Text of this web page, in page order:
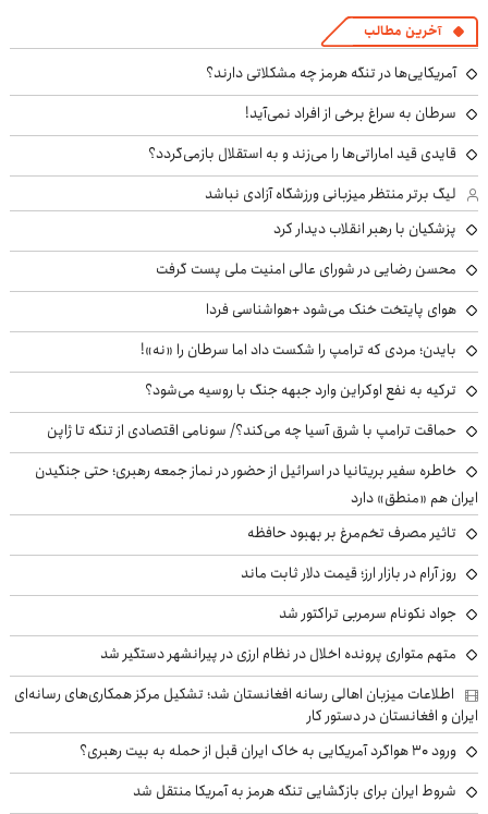
آخرین مطالب
آمریکایی‌ها در تنگه هرمز چه مشکلاتی دارند؟
سرطان به سراغ برخی از افراد نمی‌آید!
قایدی قید اماراتی‌ها را می‌زند و به استقلال بازمی‌گردد؟
لیگ برتر منتظر میزبانی ورزشگاه آزادی نباشد
پزشکیان با رهبر انقلاب دیدار کرد
محسن رضایی در شورای عالی امنیت ملی پست گرفت
هوای پایتخت خنک می‌شود +هواشناسی فردا
بایدن؛ مردی که ترامپ را شکست داد اما سرطان را «نه»!
ترکیه به نفع اوکراین وارد جبهه جنگ با روسیه می‌شود؟
حماقت ترامپ با شرق آسیا چه می‌کند؟/ سونامی اقتصادی از تنگه تا ژاپن
خاطره سفیر بریتانیا در اسرائیل از حضور در نماز جمعه رهبری؛ حتی جنگیدن
ایران هم «منطق» دارد
تاثیر مصرف تخم‌مرغ بر بهبود حافظه
روز آرام در بازار ارز؛ قیمت دلار ثابت ماند
جواد نکونام سرمربی تراکتور شد
متهم متواری پرونده اخلال در نظام ارزی در پیرانشهر دستگیر شد
اطلاعات میزبان اهالی رسانه افغانستان شد؛ تشکیل مرکز همکاری‌های رسانه‌ای
ایران و افغانستان در دستور کار
ورود ۳۰ هواگرد آمریکایی به خاک ایران قبل از حمله به بیت رهبری؟
شروط ایران برای بازگشایی تنگه هرمز به آمریکا منتقل شد